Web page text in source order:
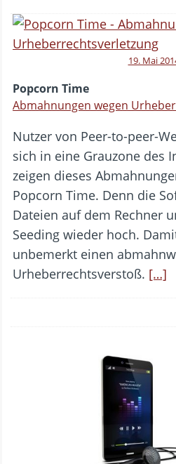
19. Mai
Popcorn Time
Abmahnungen wegen
Nutzer von Peer-to-peer-
sich in eine Grauzone des
zeigen dieses
Popcorn Time. Denn die
Dateien auf dem Rechner
Seeding wieder hoch.
unbemerkt einen
Urheberrechtsverstoß. […]